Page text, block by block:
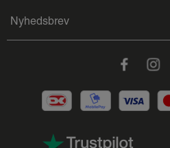
Nyhedsbrev
Facebook